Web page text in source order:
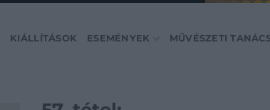
KIÁLLÍTÁSOK ESEMÉNYEK MŰVÉSZETI